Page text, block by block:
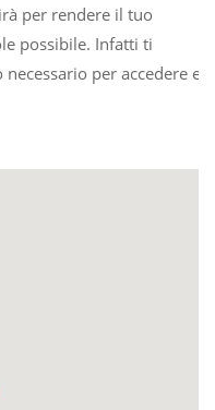
per rendere il tuo
possibile. Infatti ti
per accedere e